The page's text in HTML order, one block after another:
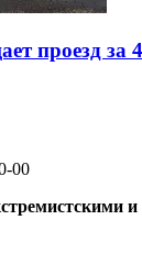
проезд за
00